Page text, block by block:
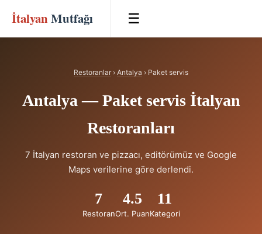
İtalyan Mutfağı ☰
Restoranlar › Antalya › Paket servis
Antalya — Paket servis İtalyan
Restoranları
7 İtalyan restoran ve pizzacı, editörümüz ve Google
Maps verilerine göre derlendi.
7
Restoran
4.5
Ort. Puan
11
Kategori